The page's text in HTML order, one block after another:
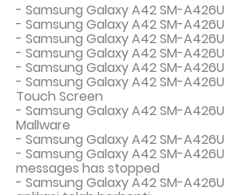
- Samsung Galaxy A42 SM-
- Samsung Galaxy A42 SM-
- Samsung Galaxy A42 SM-
- Samsung Galaxy A42 SM-A426U
- Samsung Galaxy A42 SM-
- Samsung Galaxy A42 SM-
Touch Screen
- Samsung Galaxy A42 SM-
Mallware
- Samsung Galaxy A42 SM-
- Samsung Galaxy A42 SM-
messages has stopped
- Samsung Galaxy A42 SM-